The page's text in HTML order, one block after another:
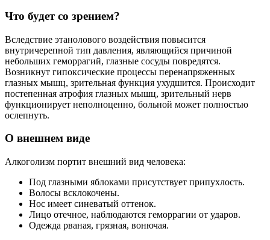
Что будет со зрением?
Вследствие этанолового воздействия повысится
внутричерепной тип давления, являющийся причиной
небольших геморрагий, глазные сосуды повредятся.
Возникнут гипоксические процессы перенапряженных
глазных мышц, зрительная функция ухудшится. Происходит
постепенная атрофия глазных мышц, зрительный нерв
функционирует неполноценно, больной может полностью
ослепнуть.
О внешнем виде
Алкоголизм портит внешний вид человека:
Под глазными яблоками присутствует припухлость.
Волосы всклокочены.
Нос имеет синеватый оттенок.
Лицо отечное, наблюдаются геморрагии от ударов.
Одежда рваная, грязная, вонючая.